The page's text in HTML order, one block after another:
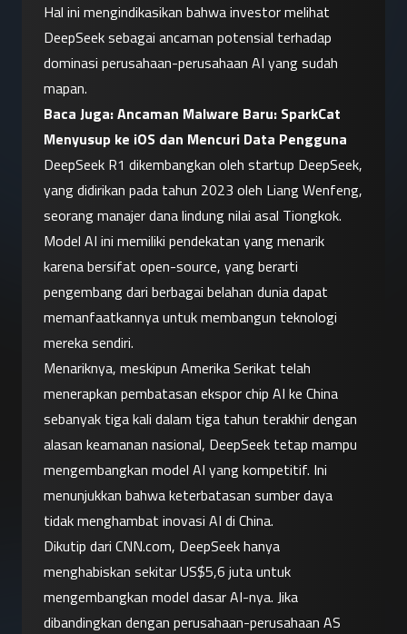
Hal ini mengindikasikan bahwa investor melihat
DeepSeek sebagai ancaman potensial terhadap
dominasi perusahaan-perusahaan AI yang sudah
mapan.
Baca Juga: Ancaman Malware Baru: SparkCat
Menyusup ke iOS dan Mencuri Data Pengguna
DeepSeek R1 dikembangkan oleh startup DeepSeek,
yang didirikan pada tahun 2023 oleh Liang Wenfeng,
seorang manajer dana lindung nilai asal Tiongkok.
Model AI ini memiliki pendekatan yang menarik
karena bersifat open-source, yang berarti
pengembang dari berbagai belahan dunia dapat
memanfaatkannya untuk membangun teknologi
mereka sendiri.
Menariknya, meskipun Amerika Serikat telah
menerapkan pembatasan ekspor chip AI ke China
sebanyak tiga kali dalam tiga tahun terakhir dengan
alasan keamanan nasional, DeepSeek tetap mampu
mengembangkan model AI yang kompetitif. Ini
menunjukkan bahwa keterbatasan sumber daya
tidak menghambat inovasi AI di China.
Dikutip dari CNN.com, DeepSeek hanya
menghabiskan sekitar US$5,6 juta untuk
mengembangkan model dasar AI-nya. Jika
dibandingkan dengan perusahaan-perusahaan AS